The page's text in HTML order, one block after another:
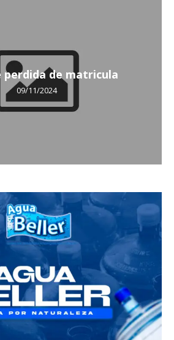
perdida de matricula
09/11/2024